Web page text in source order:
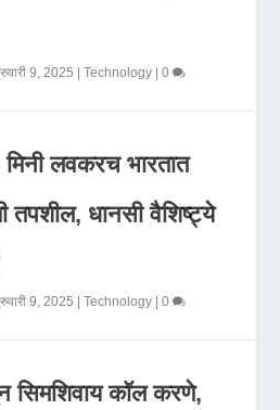
9, 2025 |Technology |0
लवकरच भारतात
तपशील, धानसी वैशिष्ट्ये
9, 2025 |Technology |0
सिमशिवाय कॉल करणे,